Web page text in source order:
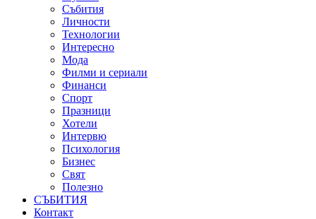
Събития
Личности
Технологии
Интересно
Мода
Филми и сериали
Финанси
Спорт
Празници
Хотели
Интервю
Психология
Бизнес
Свят
Полезно
СЪБИТИЯ
Контакт